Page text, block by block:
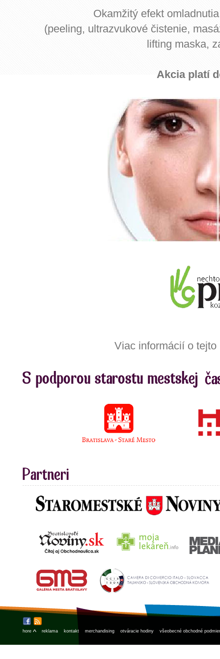
Okamžitý efekt
(peeling, ultrazvukové čistenie,
lifting maska,
Akcia platí
Viac informácií o
hore ^ reklama kontakt merchandising otváracie hodiny všeobecné obchodné